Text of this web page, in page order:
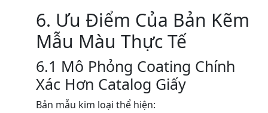
6. Ưu Điểm Của Bản Kẽm
Mẫu Màu Thực Tế
6.1 Mô Phỏng Coating Chính
Xác Hơn Catalog Giấy
Bản mẫu kim loại thể hiện: